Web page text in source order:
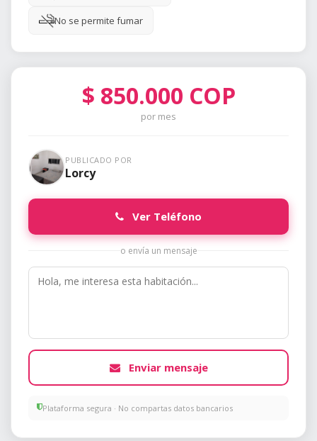
No se permite fumar
$ 850.000 COP
por mes
PUBLICADO POR
Lorcy
Ver Teléfono
o envía un mensaje
Enviar mensaje
Plataforma segura · No compartas datos bancarios